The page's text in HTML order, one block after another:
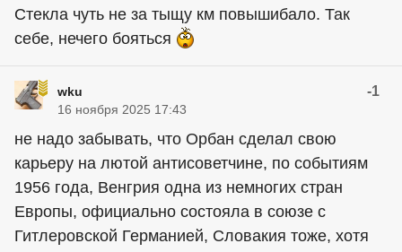
Стекла чуть не за тыщу км повышибало. Так
себе, нечего бояться
wku -1
16 ноября 2025 17:43
не надо забывать, что Орбан сделал свою
карьеру на лютой антисоветчине, по событиям
1956 года, Венгрия одна из немногих стран
Европы, официально состояла в союзе с
Гитлеровской Германией, Словакия тоже, хотя